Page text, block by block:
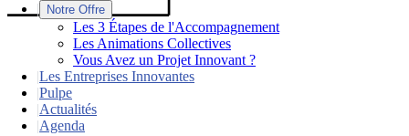
|
Notre Offre
Les 3 Étapes de l'Accompagnement
Les Animations Collectives
Vous Avez un Projet Innovant ?
|Les Entreprises Innovantes
|Pulpe
|Actualités
|Agenda